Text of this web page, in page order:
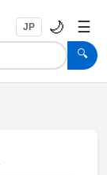
🔍
JP 🌙 ☰